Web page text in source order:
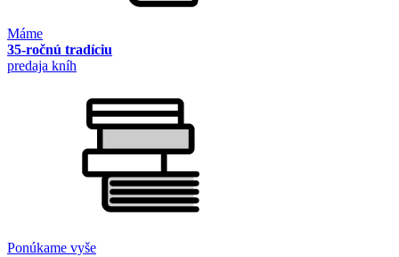
Máme
35-ročnú tradíciu
predaja kníh
Ponúkame vyše